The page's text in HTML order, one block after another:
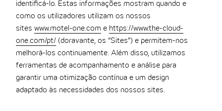
identificá-lo. Estas informações mostram quando e
como os utilizadores utilizam os nossos
siteswww.motel-one.com e https://www.the-cloud-
one.com/pt/ (doravante, os “Sites”) e permitem-nos
melhorá-los continuamente. Além disso, utilizamos
ferramentas de acompanhamento e análise para
garantir uma otimização contínua e um design
adaptado às necessidades dos nossos sites.